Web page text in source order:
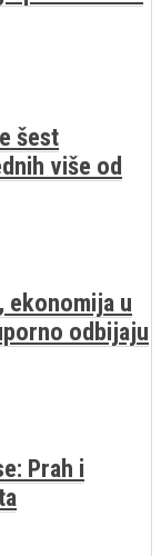
šest
više od
ekonomija u
odbijaju
Prah i